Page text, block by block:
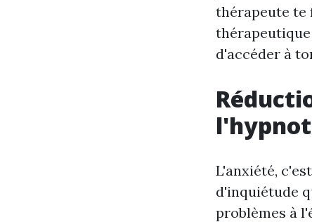
thérapeute te
d'accéder à
L'anxiété,
d'inquiétude
problèmes à